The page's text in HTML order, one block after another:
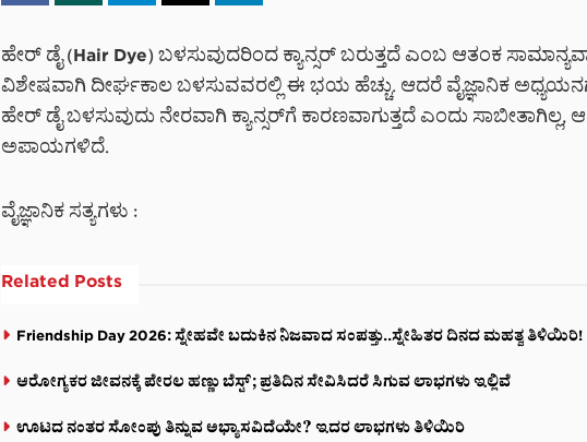
ಹೇರ್ ಡೈ (Hair Dye) ಬಳಸುವುದರಿಂದ ಕ್ಯಾನ್ಸರ್ ಬರುತ್ತದೆ ಎಂಬ ಆತಂಕ
ವಿಶೇಷವಾಗಿ ದೀರ್ಘಕಾಲ ಬಳಸುವವರಲ್ಲಿ ಈ ಭಯ ಹೆಚ್ಚು. ಆದರೆ ವೈಜ್ಞಾನಿಕ
ಹೇರ್ ಡೈ ಬಳಸುವುದು ನೇರವಾಗಿ ಕ್ಯಾನ್ಸರ್‌ಗೆ ಕಾರಣವಾಗುತ್ತದೆ ಎಂದು ಸಾಬೀತಾಗಿಲ್ಲ,
ಅಪಾಯಗಳಿದೆ.
ವೈಜ್ಞಾನಿಕ ಸತ್ಯಗಳು :
Related Posts
Friendship Day 2026: ಸ್ನೇಹವೇ ಬದುಕಿನ ನಿಜವಾದ ಸಂಪತ್ತು..ಸ್ನೇಹಿತರ ದಿನದ ಮಹತ್ವ ತಿಳಿಯಿರಿ!
ಆರೋಗ್ಯಕರ ಜೀವನಕ್ಕೆ ಪೇರಲ ಹಣ್ಣು ಬೆಸ್ಟ್; ಪ್ರತಿದಿನ ಸೇವಿಸಿದರೆ ಸಿಗುವ ಲಾಭಗಳು ಇಲ್ಲಿವೆ
ಊಟದ ನಂತರ ಸೋಂಪು ತಿನ್ನುವ ಅಭ್ಯಾಸವಿದೆಯೇ? ಇದರ ಲಾಭಗಳು ತಿಳಿಯಿರಿ